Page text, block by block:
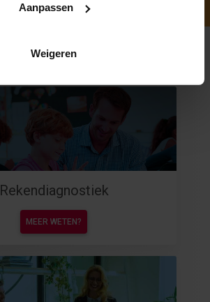
Aanpassen
Weigeren
Rekendiagnostiek
MEER WETEN?